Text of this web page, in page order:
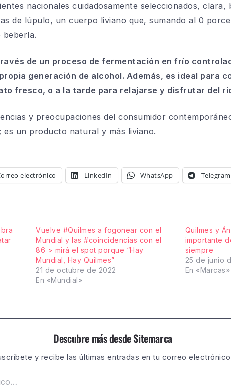
nacionales cuidadosamente seleccionados,
de lúpulo, un cuerpo liviano que, sumando al 0
beberla.
de un proceso de fermentación en frío
generación de alcohol. Además, es ideal para
fresco, o a la tarde para relajarse y disfrutar del
y preocupaciones del consumidor
es un producto natural y más liviano.
electrónico LinkedIn WhatsApp Telegram
Vuelve #Quilmes a fogonear con el
Mundial y las #coincidencias con el
86 > mirá el spot porque “Hay
Mundial, Hay Quilmes”
21 de octubre de 2022
En «Mundial»
Quilmes y
importante
siempre
25 de junio
En «Marcas»
Descubre más desde Sitemarca
y recibe las últimas entradas en tu correo